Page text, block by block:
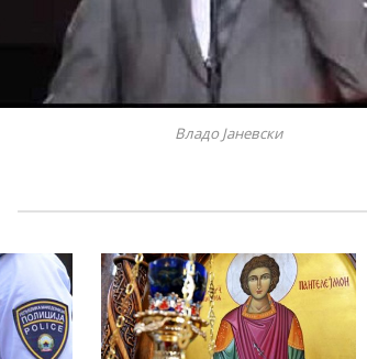
Владо Јаневски